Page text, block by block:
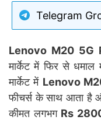
Telegram
Lenovo M20 5G
मार्केट में फिर से
मार्केट में Lenovo
फीचर्स के साथ आता है
कीमत लगभग Rs